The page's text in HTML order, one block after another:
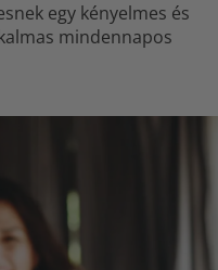
egy kényelmes és
mindennapos